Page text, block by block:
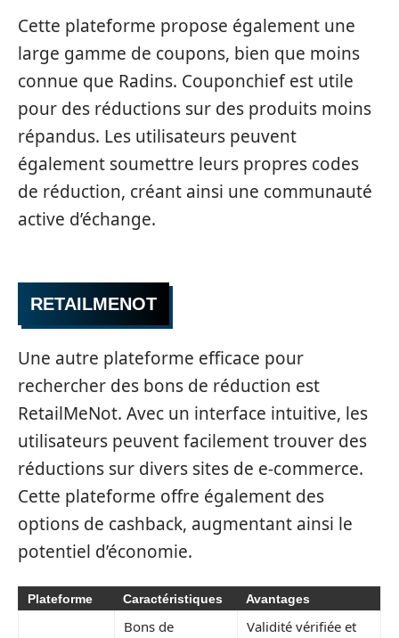
Cette plateforme propose également une
large gamme de coupons, bien que moins
connue que Radins. Couponchief est utile
pour des réductions sur des produits moins
répandus. Les utilisateurs peuvent
également soumettre leurs propres codes
de réduction, créant ainsi une communauté
active d’échange.
RETAILMENOT
Une autre plateforme efficace pour
rechercher des bons de réduction est
RetailMeNot. Avec un interface intuitive, les
utilisateurs peuvent facilement trouver des
réductions sur divers sites de e-commerce.
Cette plateforme offre également des
options de cashback, augmentant ainsi le
potentiel d’économie.
Plateforme Caractéristiques Avantages
Bons de
Validité vérifiée et